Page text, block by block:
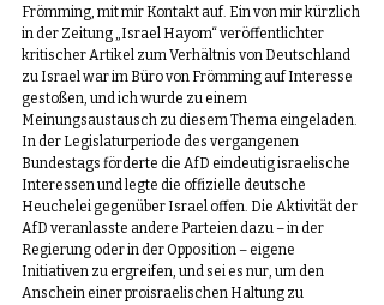
Frömming, mit mir Kontakt auf. Ein von mir kürzlich
in der Zeitung „Israel Hayom“ veröffentlichter
kritischer Artikel zum Verhältnis von Deutschland
zu Israel war im Büro von Frömming auf Interesse
gestoßen, und ich wurde zu einem
Meinungsaustausch zu diesem Thema eingeladen.
In der Legislaturperiode des vergangenen
Bundestags förderte die AfD eindeutig israelische
Interessen und legte die offizielle deutsche
Heuchelei gegenüber Israel offen. Die Aktivität der
AfD veranlasste andere Parteien dazu – in der
Regierung oder in der Opposition – eigene
Initiativen zu ergreifen, und sei es nur, um den
Anschein einer proisraelischen Haltung zu